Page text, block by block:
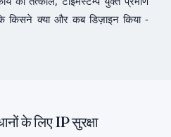
किसने क्या और कब डिज़ाइन किया -
के लिए IP सुरक्षा